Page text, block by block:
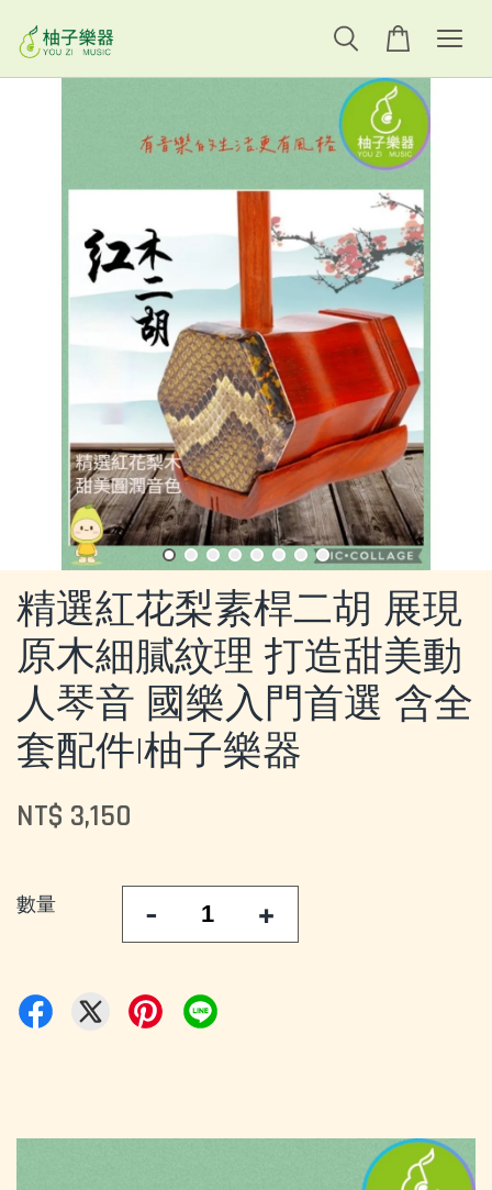
精選紅花梨素桿二胡 展現
原木細膩紋理 打造甜美動
人琴音 國樂入門首選 含全
套配件|柚子樂器
NT$ 3,150
數量 - +